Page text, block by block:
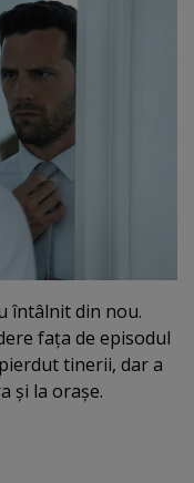
întâlnit din nou.
faţa de episodul
tinerii, dar a
şi la oraşe.